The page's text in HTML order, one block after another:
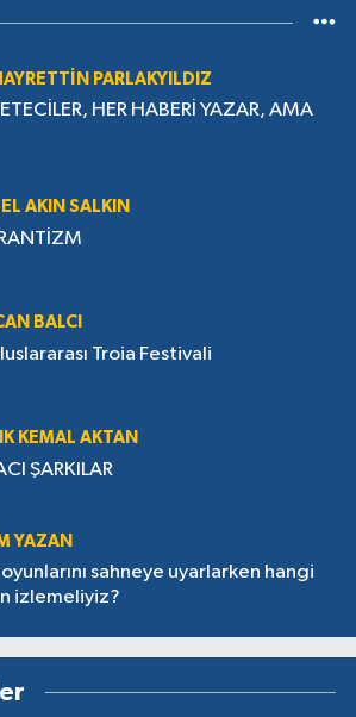
PARLAKYILDIZ
HER HABERİ YAZAR, AMA
AKIN SALKIN
BALCI
Troia Festivali
KEMAL AKTAN
ŞARKILAR
YAZAN
sahneye uyarlarken hangi
izlemeliyiz?